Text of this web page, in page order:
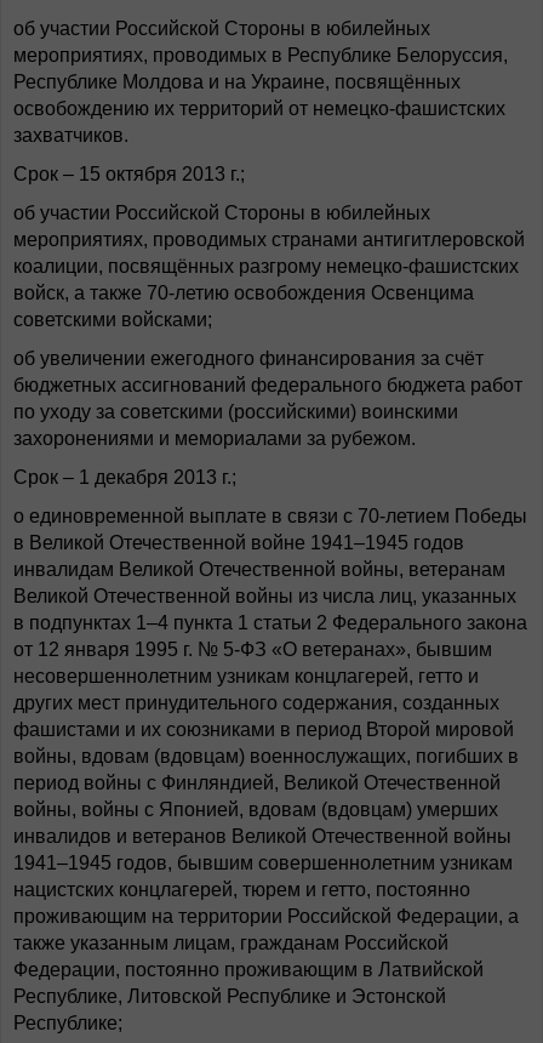
об участии Российской Стороны в юбилейных
мероприятиях, проводимых в Республике Белоруссия,
Республике Молдова и на Украине, посвящённых
освобождению их территорий от немецко-фашистских
захватчиков.
Срок – 15 октября 2013 г.;
об участии Российской Стороны в юбилейных
мероприятиях, проводимых странами антигитлеровской
коалиции, посвящённых разгрому немецко-фашистских
войск, а также 70-летию освобождения Освенцима
советскими войсками;
об увеличении ежегодного финансирования за счёт
бюджетных ассигнований федерального бюджета работ
по уходу за советскими (российскими) воинскими
захоронениями и мемориалами за рубежом.
Срок – 1 декабря 2013 г.;
о единовременной выплате в связи с 70-летием Победы
в Великой Отечественной войне 1941–1945 годов
инвалидам Великой Отечественной войны, ветеранам
Великой Отечественной войны из числа лиц, указанных
в подпунктах 1–4 пункта 1 статьи 2 Федерального закона
от 12 января 1995 г. № 5-ФЗ «О ветеранах», бывшим
несовершеннолетним узникам концлагерей, гетто и
других мест принудительного содержания, созданных
фашистами и их союзниками в период Второй мировой
войны, вдовам (вдовцам) военнослужащих, погибших в
период войны с Финляндией, Великой Отечественной
войны, войны с Японией, вдовам (вдовцам) умерших
инвалидов и ветеранов Великой Отечественной войны
1941–1945 годов, бывшим совершеннолетним узникам
нацистских концлагерей, тюрем и гетто, постоянно
проживающим на территории Российской Федерации, а
также указанным лицам, гражданам Российской
Федерации, постоянно проживающим в Латвийской
Республике, Литовской Республике и Эстонской
Республике;